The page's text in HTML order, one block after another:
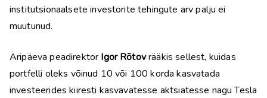
institutsionaalsete investorite tehingute arv palju ei
muutunud.
Äripäeva peadirektor Igor Rõtovrääkis sellest, kuidas
portfelli oleks võinud 10 või 100 korda kasvatada
investeerides kiiresti kasvavatesse aktsiatesse nagu Tesla